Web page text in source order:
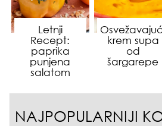
Letnji
Recept:
paprika
punjena
salatom
krem supa
od
šargarepe
NAJPOPULARNIJI